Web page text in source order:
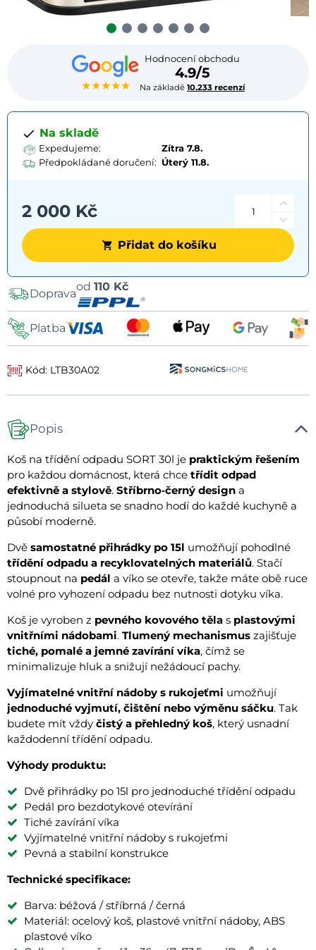
★★★★★
Hodnocení obchodu
4.9/5
Na základě10.233 recenzí
Na skladě
Expedujeme:
Zítra 7.8.
Předpokládané doručení: Úterý 11.8.
2 000 Kč
Přidat do košíku
Dopravaod 110 Kč
Platba
Kód: LTB30A02
Popis
Koš na třídění odpadu SORT 30l je praktickým řešením
pro každou domácnost, která chce třídit odpad
efektivně a stylově. Stříbrno‑černý design a
jednoduchá silueta se snadno hodí do každé kuchyně a
působí moderně.
Dvě samostatné přihrádky po 15l umožňují pohodlné
třídění odpadu a recyklovatelných materiálů. Stačí
stoupnout na pedál a víko se otevře, takže máte obě ruce
volné pro vyhození odpadu bez nutnosti dotyku víka.
Koš je vyroben z pevného kovového těla s plastovými
vnitřními nádobami. Tlumený mechanismus zajišťuje
tiché, pomalé a jemné zavírání víka, čímž se
minimalizuje hluk a snižují nežádoucí pachy.
Vyjímatelné vnitřní nádoby s rukojeťmi umožňují
jednoduché vyjmutí, čištění nebo výměnu sáčku. Tak
budete mít vždy čistý a přehledný koš, který usnadní
každodenní třídění odpadu.
Výhody produktu:
Dvě přihrádky po 15l pro jednoduché třídění odpadu
Pedál pro bezdotykové otevírání
Tiché zavírání víka
Vyjímatelné vnitřní nádoby s rukojeťmi
Pevná a stabilní konstrukce
Technické specifikace:
Barva: béžová / stříbrná / černá
Materiál: ocelový koš, plastové vnitřní nádoby, ABS
plastové víko